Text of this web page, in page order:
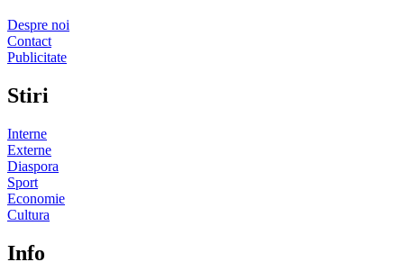
Despre noi
Contact
Publicitate
Stiri
Interne
Externe
Diaspora
Sport
Economie
Cultura
Info